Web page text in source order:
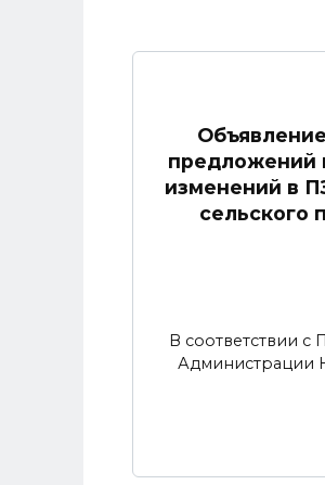
предложений
изменений в
сельского
В соответствии с
Администрации